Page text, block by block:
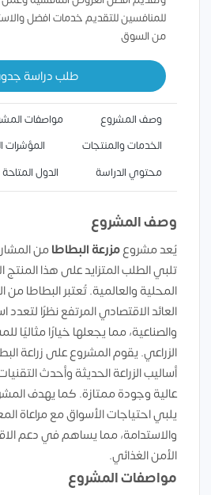
للمنافسين للتقديم خدمات افضل
من السوق
طلب دراسة
وصف المشروع
مواصفات
الخدمات والمنتجات
المؤشرات
محتوي الدراسة
الدول المتاحة
وصف المشروع
يُعد مشروعمزرعة البطاطامن
تلبي الطلب المتزايد على هذا
المحلية والعالمية. تُعتبر البطاطا من
العائد الاقتصادي المرتفع نظرًا لتعدد
والصناعية، مما يجعلها خيارًا مثاليًا
الزراعي. يقوم المشروع على زراعة
أساليب الزراعة الحديثة وأحدث
عالية وجودة ممتازة. كما يهدف
يلبي احتياجات الأسواق مع مراعاة
والاستدامة، مما يساهم في دعم
الأمن الغذائي.
مواصفات المشروع